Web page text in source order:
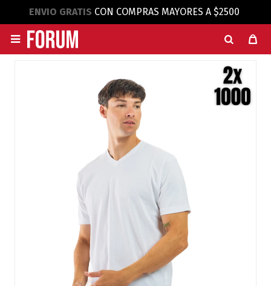
ENVIO GRATIS CON COMPRAS MAYORES A $2500
